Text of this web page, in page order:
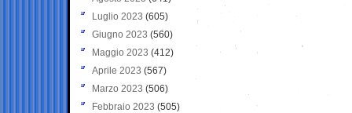
Luglio 2023 (605)
Giugno 2023 (560)
Maggio 2023 (412)
Aprile 2023 (567)
Marzo 2023 (506)
Febbraio 2023 (505)